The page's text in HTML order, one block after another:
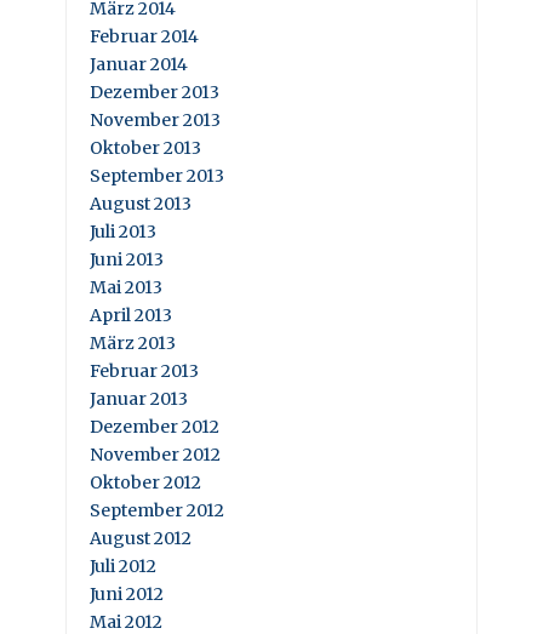
März 2014
Februar 2014
Januar 2014
Dezember 2013
November 2013
Oktober 2013
September 2013
August 2013
Juli 2013
Juni 2013
Mai 2013
April 2013
März 2013
Februar 2013
Januar 2013
Dezember 2012
November 2012
Oktober 2012
September 2012
August 2012
Juli 2012
Juni 2012
Mai 2012